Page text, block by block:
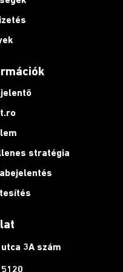
stratégia
3A szám